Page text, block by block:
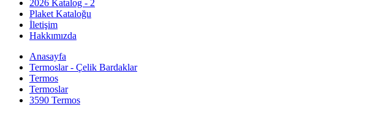
2026 Katalog - 2
Plaket Kataloğu
İletişim
Hakkımızda
Anasayfa
Termoslar - Çelik Bardaklar
Termos
Termoslar
3590 Termos